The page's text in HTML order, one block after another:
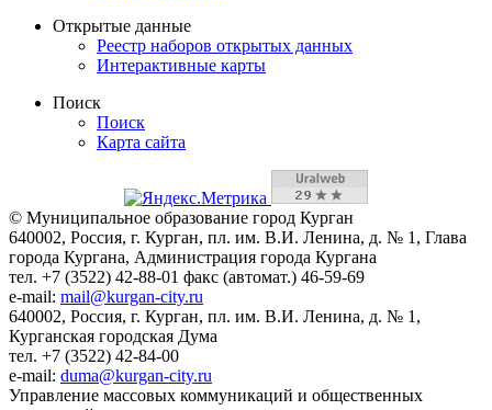
Открытые данные
Реестр наборов открытых данных
Интерактивные карты
Поиск
Поиск
Карта сайта
© Муниципальное образование город Курган
640002, Россия, г. Курган, пл. им. В.И. Ленина, д. № 1, Глава
города Кургана, Администрация города Кургана
тел. +7 (3522) 42-88-01 факс (автомат.) 46-59-69
e-mail: mail@kurgan-city.ru
640002, Россия, г. Курган, пл. им. В.И. Ленина, д. № 1,
Курганская городская Дума
тел. +7 (3522) 42-84-00
e-mail: duma@kurgan-city.ru
Управление массовых коммуникаций и общественных